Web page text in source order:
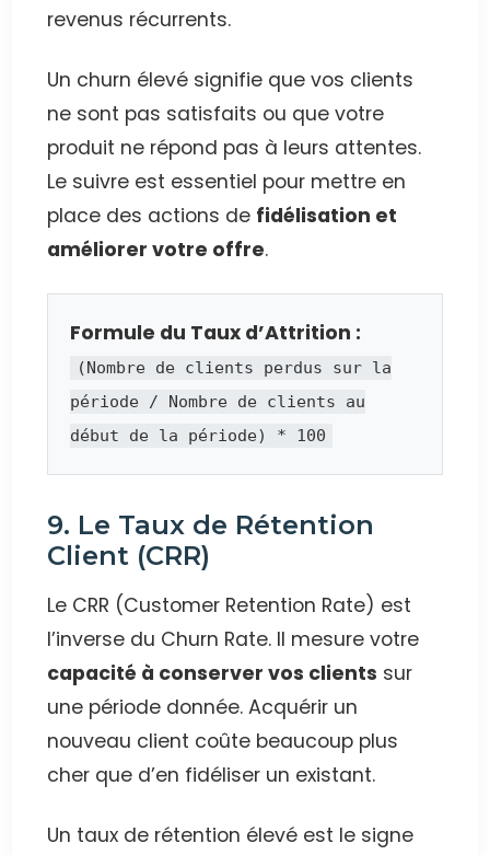
revenus récurrents.
Un churn élevé signifie que vos clients
ne sont pas satisfaits ou que votre
produit ne répond pas à leurs attentes.
Le suivre est essentiel pour mettre en
place des actions de fidélisation et
améliorer votre offre.
Formule du Taux d’Attrition :
(Nombre de clients perdus sur la
période / Nombre de clients au
début de la période) * 100
9. Le Taux de Rétention
Client (CRR)
Le CRR (Customer Retention Rate) est
l’inverse du Churn Rate. Il mesure votre
capacité à conserver vos clients sur
une période donnée. Acquérir un
nouveau client coûte beaucoup plus
cher que d’en fidéliser un existant.
Un taux de rétention élevé est le signe